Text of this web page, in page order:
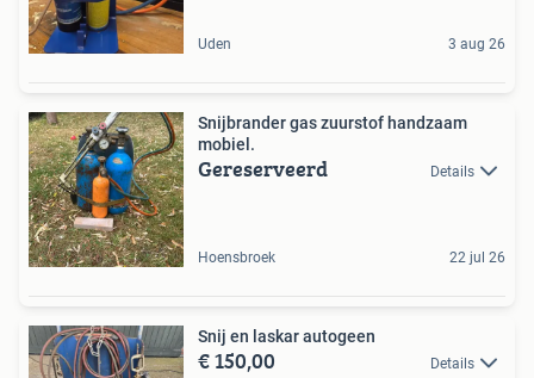
Uden 3 aug 26
Snijbrander gas zuurstof handzaam
mobiel.
Gereserveerd Details
Hoensbroek 22 jul 26
Snij en laskar autogeen
€ 150,00 Details